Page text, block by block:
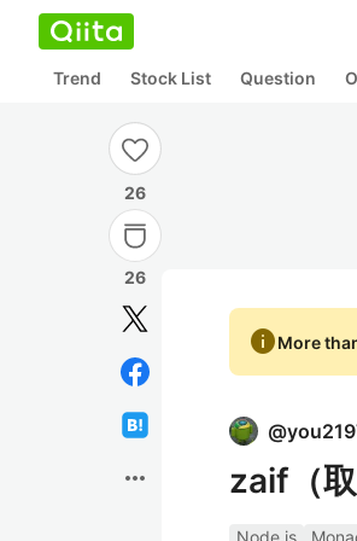
Trend Stock List Question
26
26
more_horiz
infoMore
@
zaif（
Node.js